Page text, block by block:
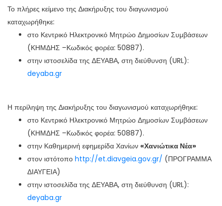
Το πλήρες κείμενο της Διακήρυξης του διαγωνισμού
καταχωρήθηκε:
στο Κεντρικό Ηλεκτρονικό Μητρώο Δημοσίων Συμβάσεων
(ΚΗΜΔΗΣ –Κωδικός φορέα: 50887).
στην ιστοσελίδα της ΔΕΥΑΒΑ, στη διεύθυνση (URL):
deyaba.gr
Η περίληψη της Διακήρυξης του διαγωνισμού καταχωρήθηκε:
στο Κεντρικό Ηλεκτρονικό Μητρώο Δημοσίων Συμβάσεων
(ΚΗΜΔΗΣ –Κωδικός φορέα: 50887).
στην Καθημερινή εφημερίδα Χανίων «Χανιώτικα Νέα»
στον ιστότοπο http://et.diavgeia.gov.gr/ (ΠΡΟΓΡΑΜΜΑ
ΔΙΑΥΓΕΙΑ)
στην ιστοσελίδα της ΔΕΥΑΒΑ, στη διεύθυνση (URL):
deyaba.gr